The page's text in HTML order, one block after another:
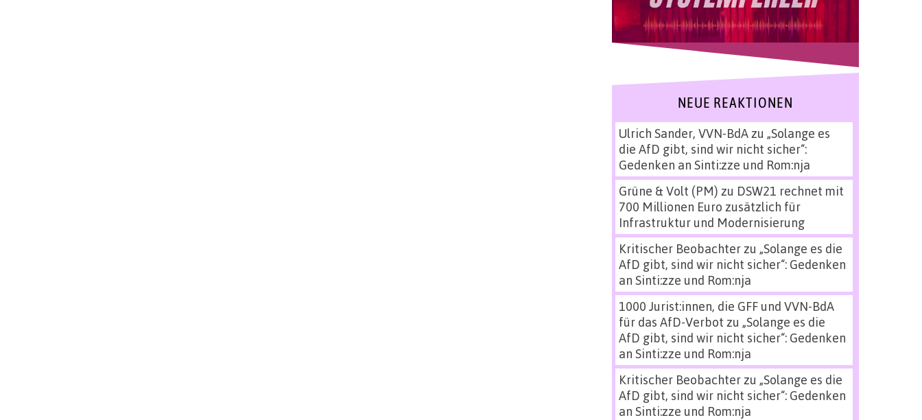
NEUE REAKTIONEN
Ulrich Sander, VVN-BdAzu „Solange es
die AfD gibt, sind wir nicht sicher“:
Gedenken an Sinti:zze und Rom:nja
Grüne & Volt (PM) zu DSW21 rechnet mit
700 Millionen Euro zusätzlich für
Infrastruktur und Modernisierung
Kritischer Beobachterzu „Solange es die
AfD gibt, sind wir nicht sicher“: Gedenken
an Sinti:zze und Rom:nja
1000 Jurist:innen, die GFF und VVN-BdA
für das AfD-Verbot zu „Solange es die
AfD gibt, sind wir nicht sicher“: Gedenken
an Sinti:zze und Rom:nja
Kritischer Beobachterzu „Solange es die
AfD gibt, sind wir nicht sicher“: Gedenken
an Sinti:zze und Rom:nja